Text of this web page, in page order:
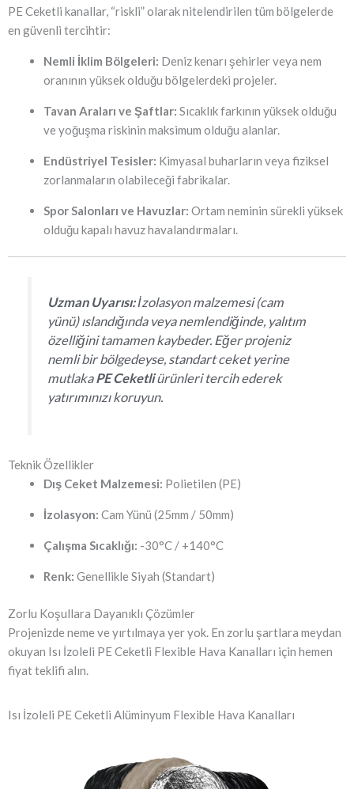
PE Ceketli kanallar, “riskli” olarak nitelendirilen tüm bölgelerde
en güvenli tercihtir:
Nemli İklim Bölgeleri: Deniz kenarı şehirler veya nem
oranının yüksek olduğu bölgelerdeki projeler.
Tavan Araları ve Şaftlar: Sıcaklık farkının yüksek olduğu
ve yoğuşma riskinin maksimum olduğu alanlar.
Endüstriyel Tesisler: Kimyasal buharların veya fiziksel
zorlanmaların olabileceği fabrikalar.
Spor Salonları ve Havuzlar: Ortam neminin sürekli yüksek
olduğu kapalı havuz havalandırmaları.
Uzman Uyarısı:İzolasyon malzemesi (cam
yünü) ıslandığında veya nemlendiğinde, yalıtım
özelliğini tamamen kaybeder. Eğer projeniz
nemli bir bölgedeyse, standart ceket yerine
mutlakaPE Ceketliürünleri tercih ederek
yatırımınızı koruyun.
Teknik Özellikler
Dış Ceket Malzemesi: Polietilen (PE)
İzolasyon: Cam Yünü (25mm / 50mm)
Çalışma Sıcaklığı: -30°C / +140°C
Renk: Genellikle Siyah (Standart)
Zorlu Koşullara Dayanıklı Çözümler
Projenizde neme ve yırtılmaya yer yok. En zorlu şartlara meydan
okuyan Isı İzoleli PE Ceketli Flexible Hava Kanalları için hemen
fiyat teklifi alın.
Isı İzoleli PE Ceketli Alüminyum Flexible Hava Kanalları